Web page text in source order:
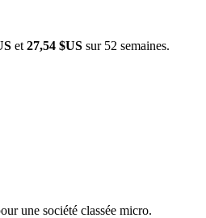
et 27,54 $US sur 52 semaines.
une société classée micro.